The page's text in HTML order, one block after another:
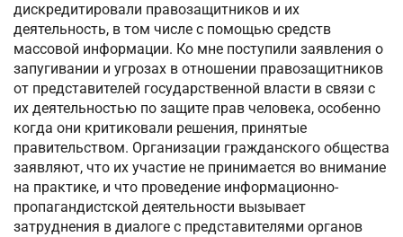
дискредитировали правозащитников и их
деятельность, в том числе с помощью средств
массовой информации. Ко мне поступили заявления о
запугивании и угрозах в отношении правозащитников
от представителей государственной власти в связи с
их деятельностью по защите прав человека, особенно
когда они критиковали решения, принятые
правительством. Организации гражданского общества
заявляют, что их участие не принимается во внимание
на практике, и что проведение информационно-
пропагандистской деятельности вызывает
затруднения в диалоге с представителями органов